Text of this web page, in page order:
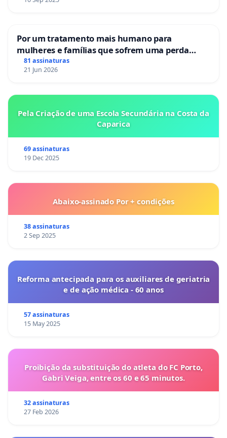
Por um tratamento mais humano para
mulheres e famílias que sofrem uma perda
gestacional nos hospitais portugueses
81 assinaturas
21 Jun 2026
Pela Criação de uma Escola Secundária na Costa da
Caparica
69 assinaturas
19 Dec 2025
Abaixo-assinado Por + condições
38 assinaturas
2 Sep 2025
Reforma antecipada para os auxiliares de geriatria
e de ação médica - 60 anos
57 assinaturas
15 May 2025
Proibição da substituição do atleta do FC Porto,
Gabri Veiga, entre os 60 e 65 minutos.
32 assinaturas
27 Feb 2026